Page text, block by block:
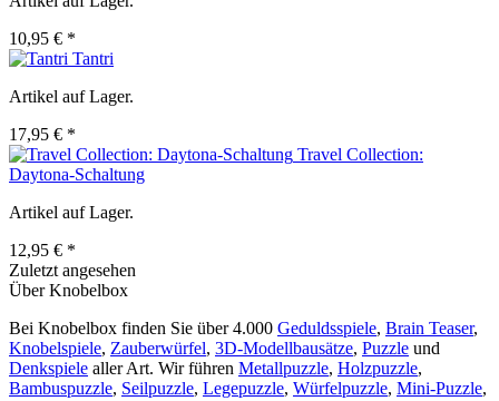
10,95 € *
Tantri
Artikel auf Lager.
17,95 € *
Travel Collection:
Daytona-Schaltung
Artikel auf Lager.
12,95 € *
Zuletzt angesehen
Über Knobelbox
Bei Knobelbox finden Sie über 4.000 Geduldsspiele, Brain Teaser,
Knobelspiele, Zauberwürfel, 3D-Modellbausätze, Puzzle und
Denkspiele aller Art. Wir führen Metallpuzzle, Holzpuzzle,
Bambuspuzzle, Seilpuzzle, Legepuzzle, Würfelpuzzle, Mini-Puzzle,